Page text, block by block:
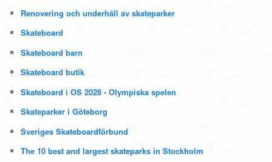
Renovering och underhåll av skateparker
Skateboard
Skateboard barn
Skateboard butik
Skateboard i OS 2028 - Olympiska spelen
Skateparker i Göteborg
Sveriges Skateboardförbund
The 10 best and largest skateparks in Stockholm